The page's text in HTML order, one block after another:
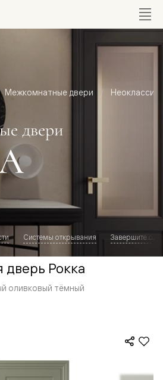
Межкомнатные двери Неоклассика
двери
Системы открывания Завершите
Рокка
оливковый тёмный